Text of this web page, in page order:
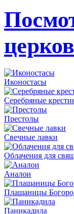
Иконостасы
Серебряные
Престолы
Свечные лавки
Облачения для
Аналои
Плащаницы
Паникадила